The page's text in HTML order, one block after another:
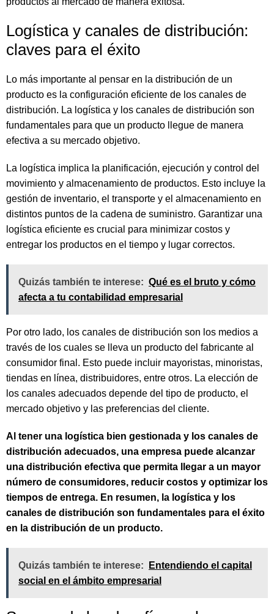
Logística y canales de distribución:
claves para el éxito
Lo más importante al pensar en la distribución de un
producto es la configuración eficiente de los canales de
distribución. La logística y los canales de distribución son
fundamentales para que un producto llegue de manera
efectiva a su mercado objetivo.
La logística implica la planificación, ejecución y control del
movimiento y almacenamiento de productos. Esto incluye la
gestión de inventario, el transporte y el almacenamiento en
distintos puntos de la cadena de suministro. Garantizar una
logística eficiente es crucial para minimizar costos y
entregar los productos en el tiempo y lugar correctos.
Quizás también te interese: Qué es el bruto y cómo
afecta a tu contabilidad empresarial
Por otro lado, los canales de distribución son los medios a
través de los cuales se lleva un producto del fabricante al
consumidor final. Esto puede incluir mayoristas, minoristas,
tiendas en línea, distribuidores, entre otros. La elección de
los canales adecuados depende del tipo de producto, el
mercado objetivo y las preferencias del cliente.
Al tener una logística bien gestionada y los canales de
distribución adecuados, una empresa puede alcanzar
una distribución efectiva que permita llegar a un mayor
número de consumidores, reducir costos y optimizar los
tiempos de entrega. En resumen, la logística y los
canales de distribución son fundamentales para el éxito
en la distribución de un producto.
Quizás también te interese:
Entendiendo el capital
social en el ámbito empresarial